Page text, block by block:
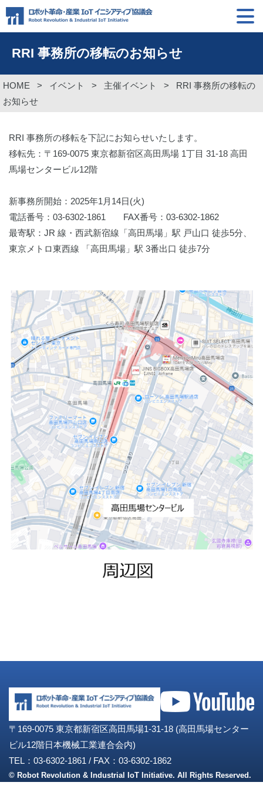
RRI 事務所の移転のお知らせ
HOME > イベント > 主催イベント > RRI 事務所の移転の
お知らせ
RRI 事務所の移転を下記にお知らせいたします。
移転先：〒169-0075 東京都新宿区高田馬場 1丁目 31-18 高田
馬場センタービル12階
新事務所開始：2025年1月14日(火)
電話番号：03-6302-1861 FAX番号：03-6302-1862
最寄駅：JR 線・西武新宿線「高田馬場」駅 戸山口 徒歩5分、
東京メトロ東西線 「高田馬場」駅 3番出口 徒歩7分
〒169-0075 東京都新宿区高田馬場1-31-18 (高田馬場センター
ビル12階日本機械工業連合会内)
TEL：03-6302-1861 / FAX：03-6302-1862
© Robot Revolution & Industrial IoT Initiative. All Rights Reserved.